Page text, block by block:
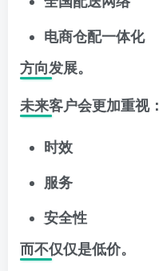
电商仓配一体化
方向发展。
未来客户会更加重视：
时效
服务
安全性
而不仅仅是低价。